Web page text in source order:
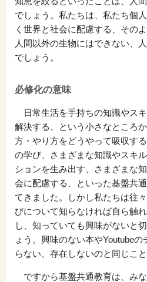
でしょう。私たちは、私たち個
く世界と社会に配慮する、その
人間以外の生物にはできない、
でしょう。
必修化の意味
日常生活を手持ちの知識やス
解決する、という小さなところ
方・やり方をどうやって吸収す
の学び、さまざまな知識やスキ
ションを生み出す、さまざまな
会に配慮する、といった基盤共
てきました。しかし私たちは往
びについて知らなければ自ら触
し、知っていても興味がないと
ょう。興味のない本やYoutube
らない、存在しないのと同じこと
ですから基盤共通教育は、み